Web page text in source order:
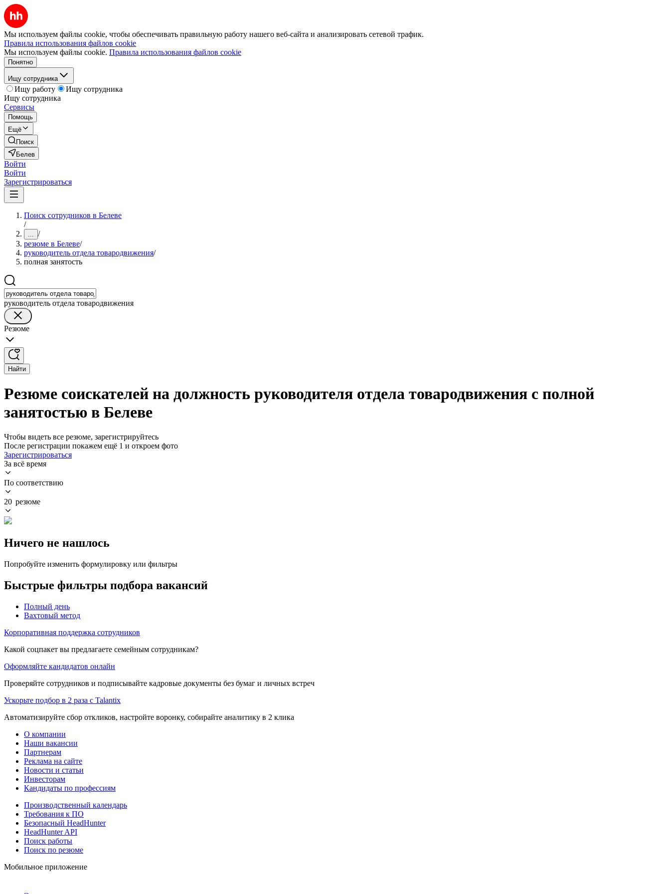
Мы используем файлы cookie, чтобы обеспечивать правильную работу нашего веб-сайта и анализировать сетевой трафик.
Правила использования файлов cookie
Мы используем файлы cookie. Правила использования файлов cookie
Понятно
Ищу сотрудника
Ищу работу
Ищу сотрудника
Ищу сотрудника
Сервисы
Помощь
Ещё
Поиск
Белев
Войти
Войти
Зарегистрироваться
Поиск сотрудников в Белеве
/
... /
резюме в Белеве/
руководитель отдела товародвижения/
полная занятость
руководитель отдела товародвижения
Резюме
Найти
Резюме соискателей на должность руководителя отдела товародвижения с полной
занятостью в Белеве
Чтобы видеть все резюме, зарегистрируйтесь
После регистрации покажем ещё 1 и откроем фото
Зарегистрироваться
За всё время
По соответствию
20 резюме
Ничего не нашлось
Попробуйте изменить формулировку или фильтры
Быстрые фильтры подбора вакансий
Полный день
Вахтовый метод
Корпоративная поддержка сотрудников
Какой соцпакет вы предлагаете семейным сотрудникам?
Оформляйте кандидатов онлайн
Проверяйте сотрудников и подписывайте кадровые документы без бумаг и личных встреч
Ускорьте подбор в 2 раза с Talantix
Автоматизируйте сбор откликов, настройте воронку, собирайте аналитику в 2 клика
О компании
Наши вакансии
Партнерам
Реклама на сайте
Новости и статьи
Инвесторам
Кандидаты по профессиям
Производственный календарь
Требования к ПО
Безопасный HeadHunter
HeadHunter API
Поиск работы
Поиск по резюме
Мобильное приложение